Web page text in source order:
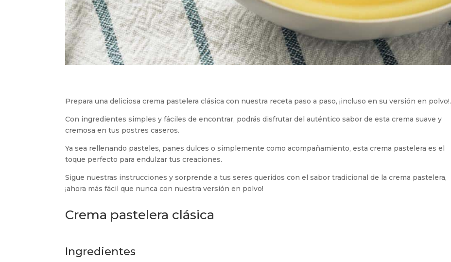
Prepara una deliciosa crema pastelera clásica con nuestra receta paso a paso, ¡incluso en su versión en polvo!.
Con ingredientes simples y fáciles de encontrar, podrás disfrutar del auténtico sabor de esta crema suave y
cremosa en tus postres caseros.
Ya sea rellenando pasteles, panes dulces o simplemente como acompañamiento, esta crema pastelera es el
toque perfecto para endulzar tus creaciones.
Sigue nuestras instrucciones y sorprende a tus seres queridos con el sabor tradicional de la crema pastelera,
¡ahora más fácil que nunca con nuestra versión en polvo!
Crema pastelera clásica
Ingredientes